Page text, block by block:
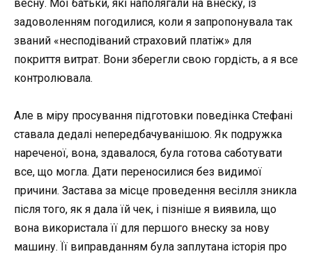
весну. Мої батьки, які наполягали на внеску, із
задоволенням погодилися, коли я запропонувала так
званий «несподіваний страховий платіж» для
покриття витрат. Вони зберегли свою гордість, а я все
контролювала.
Але в міру просування підготовки поведінка Стефані
ставала дедалі непередбачуванішою. Як подружка
нареченої, вона, здавалося, була готова саботувати
все, що могла. Дати переносилися без видимої
причини. Застава за місце проведення весілля зникла
після того, як я дала їй чек, і пізніше я виявила, що
вона використала її для першого внеску за нову
машину. Її виправданням була заплутана історія про